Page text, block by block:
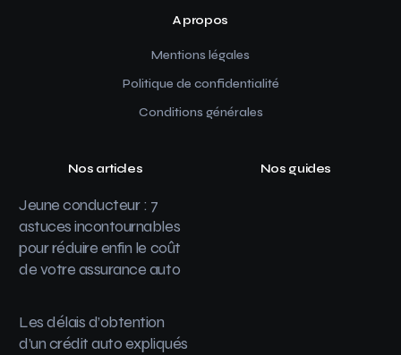
A propos
Mentions légales
Politique de confidentialité
Conditions générales
Nos articles
Jeune conducteur : 7
astuces incontournables
pour réduire enfin le coût
de votre assurance auto
Les délais d’obtention
d’un crédit auto expliqués
Nos guides